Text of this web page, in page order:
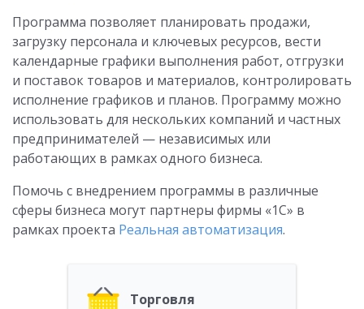
Программа позволяет планировать продажи,
загрузку персонала и ключевых ресурсов, вести
календарные графики выполнения работ, отгрузки
и поставок товаров и материалов, контролировать
исполнение графиков и планов. Программу можно
использовать для нескольких компаний и частных
предпринимателей — независимых или
работающих в рамках одного бизнеса.
Помочь с внедрением программы в различные
сферы бизнеса могут партнеры фирмы «1С» в
рамках проекта Реальная автоматизация.
Торговля